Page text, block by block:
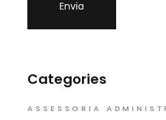
Categories
ASSESSORIA